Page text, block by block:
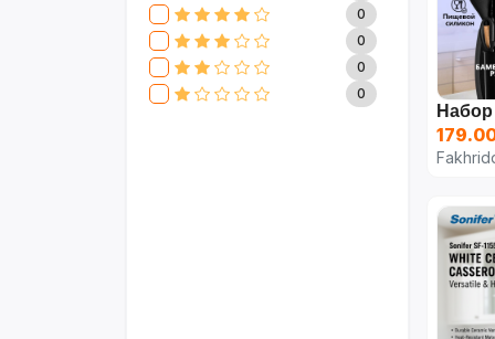
CLIVE & KEIRA 17
SEVAVEREK 6
DSP 0
SUPER CREST 4
2
0
0
0
0